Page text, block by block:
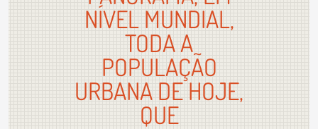
NÍVEL MUNDIAL,
TODA A
POPULAÇÃO
URBANA DE HOJE,
QUE